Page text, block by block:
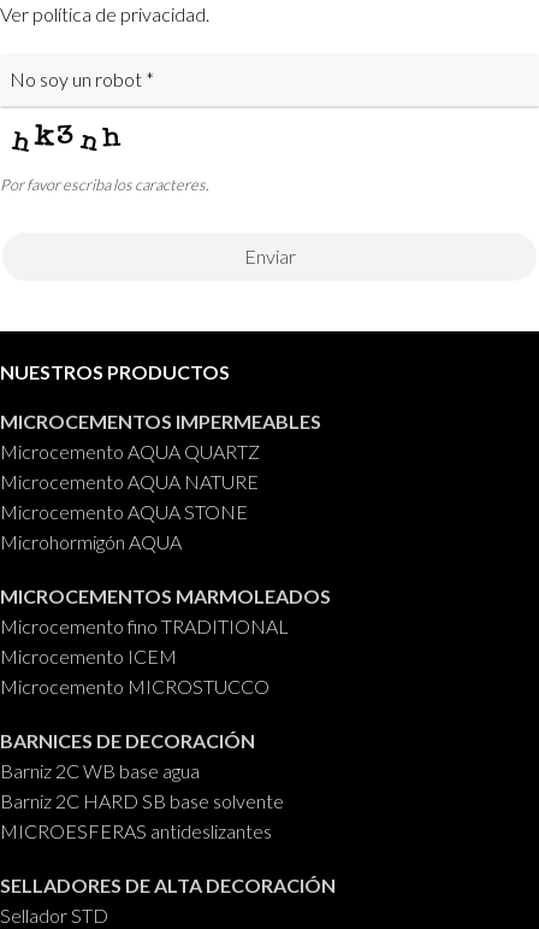
Company
Ver política de privacidad.
Por favor escriba los caracteres.
Enviar
NUESTROS PRODUCTOS
MICROCEMENTOS IMPERMEABLES
Microcemento AQUA QUARTZ
Microcemento AQUA NATURE
Microcemento AQUA STONE
Microhormigón AQUA
MICROCEMENTOS MARMOLEADOS
Microcemento fino TRADITIONAL
Microcemento ICEM
Microcemento MICROSTUCCO
BARNICES DE DECORACIÓN
Barniz 2C WB base agua
Barniz 2C HARD SB base solvente
MICROESFERAS antideslizantes
SELLADORES DE ALTA DECORACIÓN
Sellador STD